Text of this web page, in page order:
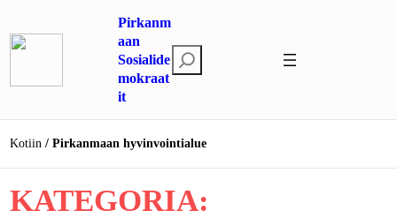
sisältöön
Pirkanm
aan
Sosialide
mokraat
it
t
i
Kotiin Pirkanmaan hyvinvointialue
KATEGORIA: